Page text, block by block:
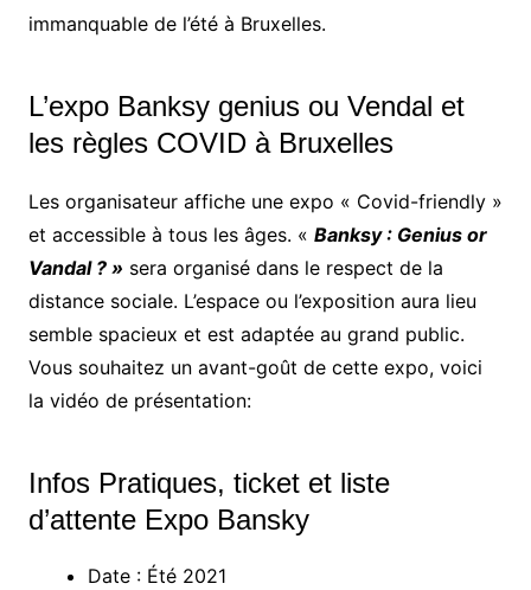
immanquable de l’été à Bruxelles.
L’expo Banksy genius ou Vendal et
les règles COVID à Bruxelles
Les organisateur affiche une expo « Covid-friendly »
et accessible à tous les âges. « Banksy : Genius or
Vandal ? » sera organisé dans le respect de la
distance sociale. L’espace ou l’exposition aura lieu
semble spacieux et est adaptée au grand public.
Vous souhaitez un avant-goût de cette expo, voici
la vidéo de présentation:
Infos Pratiques, ticket et liste
d’attente Expo Bansky
Date : Été 2021